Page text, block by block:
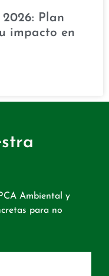
Plan
impacto en
Ambiental y
para no